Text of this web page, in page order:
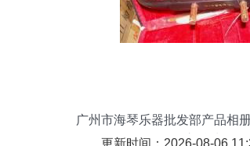
广州市海琴乐器批发部产品相
批发之精粹
更新时间：2026-08-06